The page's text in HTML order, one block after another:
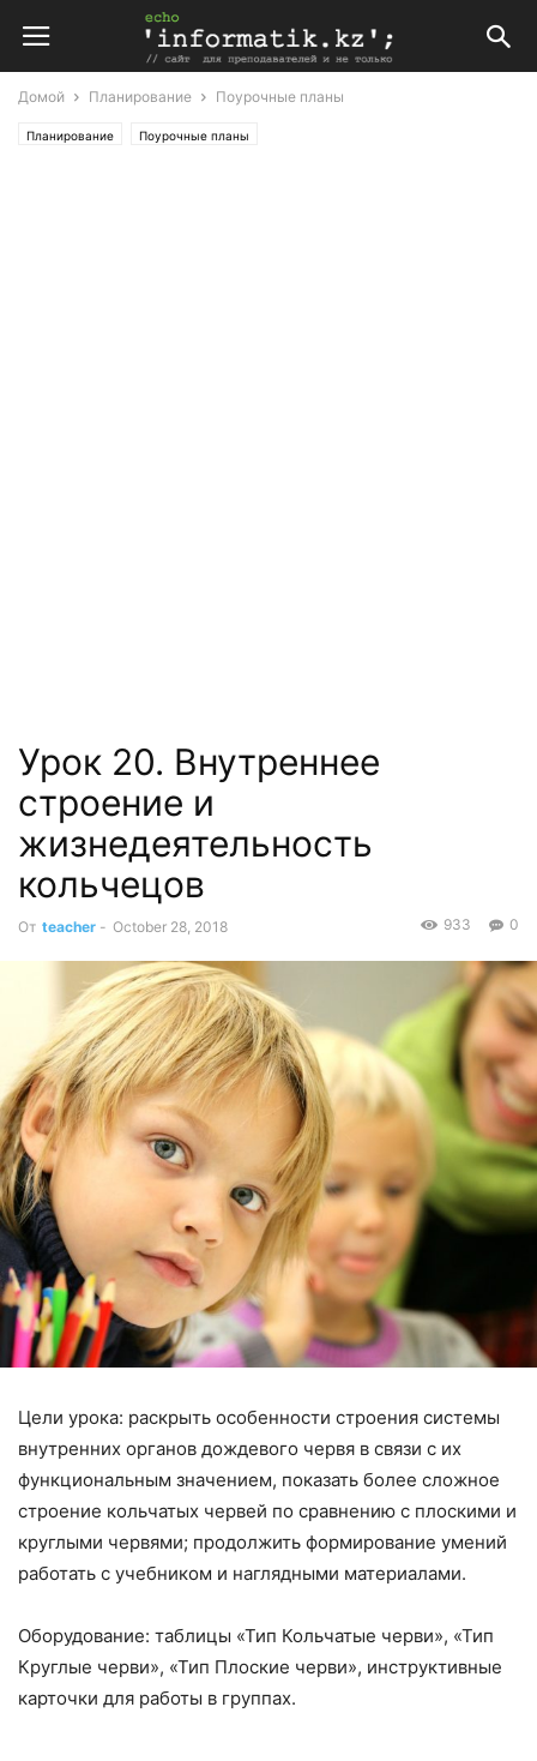
Домой Планирование Поурочные планы
Планирование Поурочные планы
Урок 20. Внутреннее
строение и
жизнедеятельность
кольчецов
От teacher - October 28, 2018 0
933
Цели урока: раскрыть особенности строения системы
внутренних органов дождевого червя в связи с их
функциональным значением, показать более сложное
строение кольчатых червей по сравнению с плоскими и
круглыми червями; продолжить формирование умений
работать с учебником и нагляд­ными материалами.
Оборудование: таблицы «Тип Кольчатые черви», «Тип
Круглые черви», «Тип Плоские черви», инструктивные
карточки для работы в группах.